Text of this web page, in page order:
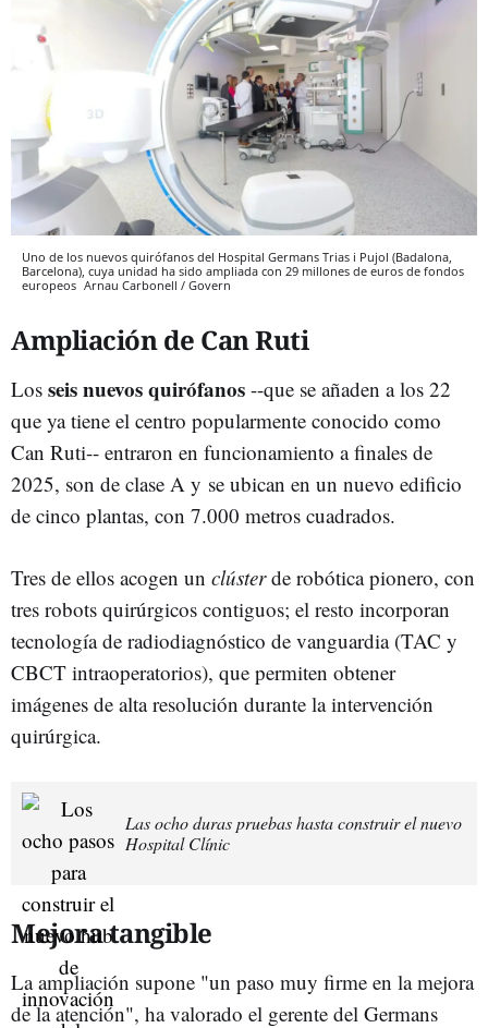
Uno de los nuevos quirófanos del Hospital Germans Trias i Pujol (Badalona,
Barcelona), cuya unidad ha sido ampliada con 29 millones de euros de fondos
europeos Arnau Carbonell / Govern
Ampliación de Can Ruti
Los seis nuevos quirófanos --que se añaden a los 22
que ya tiene el centro popularmente conocido como
Can Ruti-- entraron en funcionamiento a finales de
2025, son de clase A y se ubican en un nuevo edificio
de cinco plantas, con 7.000 metros cuadrados.
Tres de ellos acogen un clústerde robótica pionero, con
tres robots quirúrgicos contiguos; el resto incorporan
tecnología de radiodiagnóstico de vanguardia (TAC y
CBCT intraoperatorios), que permiten obtener
imágenes de alta resolución durante la intervención
quirúrgica.
Las ocho duras pruebas hasta construir el nuevo
Hospital Clínic
Mejora tangible
La ampliación supone "un paso muy firme en la mejora
de la atención", ha valorado el gerente del Germans